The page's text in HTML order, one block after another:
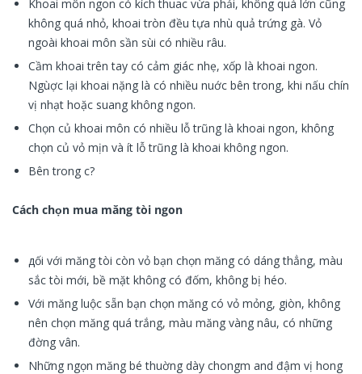
Khoai môn ngon có kích thuac vừa phải, không quá lớn cũng
không quá nhỏ, khoai tròn đều tựa nhù quả trứng gà. Vỏ
ngoài khoai môn sần sùi có nhiều râu.
Cầm khoai trên tay có cảm giác nhẹ, xốp là khoai ngon.
Ngùợc lại khoai nặng là có nhiều nuớc bên trong, khi nấu chín
vị nhạt hoặc suang không ngon.
Chọn củ khoai môn có nhiều lỗ trũng là khoai ngon, không
chọn củ vỏ mịn và ít lỗ trũng là khoai không ngon.
Bên trong c?
Cách chọn mua măng tòi ngon
дối với măng tòi còn vỏ bạn chọn măng có dáng thẳng, màu
sắc tòi mới, bề mặt không có đốm, không bị héo.
Với măng luộc sẵn bạn chọn măng có vỏ mỏng, giòn, không
nên chọn măng quá trắng, màu măng vàng nâu, có những
đờng vân.
Những ngọn măng bé thuờng dày chongm and đậm vị hong